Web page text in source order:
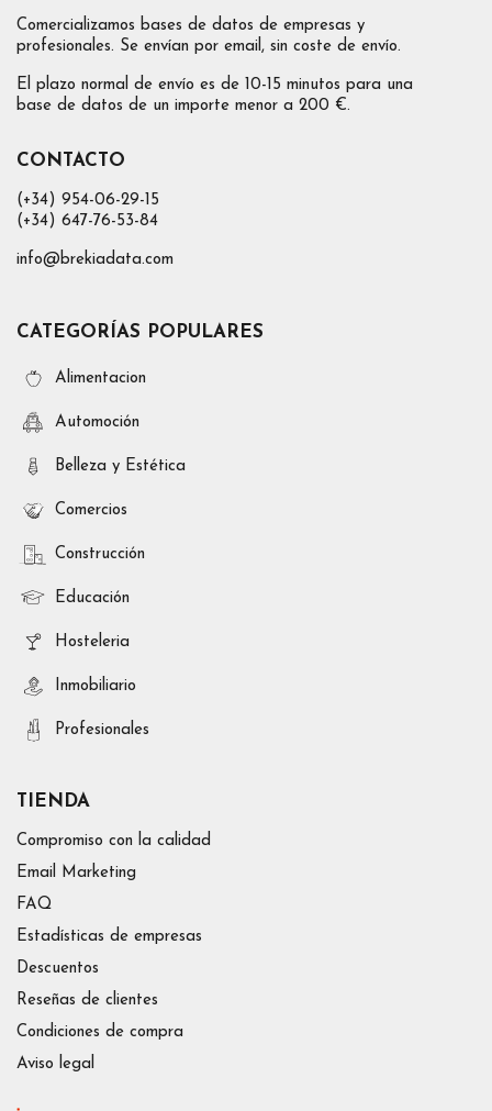
Comercializamos bases de datos de empresas y
profesionales. Se envían por email, sin coste de envío.
El plazo normal de envío es de 10-15 minutos para una
base de datos de un importe menor a 200 €.
CONTACTO
(+34) 954-06-29-15
(+34) 647-76-53-84
info@brekiadata.com
CATEGORÍAS POPULARES
Alimentacion
Automoción
Belleza y Estética
Comercios
Construcción
Educación
Hosteleria
Inmobiliario
Profesionales
TIENDA
Compromiso con la calidad
Email Marketing
FAQ
Estadísticas de empresas
Descuentos
Reseñas de clientes
Condiciones de compra
Aviso legal